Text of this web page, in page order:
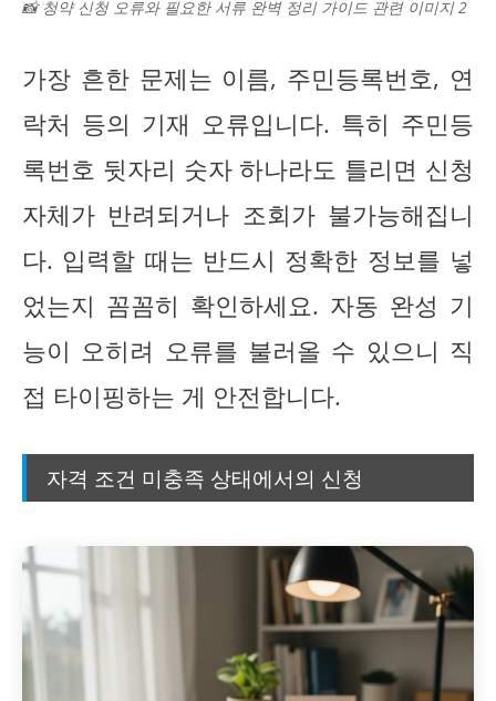
📸 청약 신청 오류와 필요한 서류 완벽 정리 가이드 관련 이미지 2
가장 흔한 문제는 이름, 주민등록번호, 연
락처 등의 기재 오류입니다. 특히 주민등
록번호 뒷자리 숫자 하나라도 틀리면 신청
자체가 반려되거나 조회가 불가능해집니
다. 입력할 때는 반드시 정확한 정보를 넣
었는지 꼼꼼히 확인하세요. 자동 완성 기
능이 오히려 오류를 불러올 수 있으니 직
접 타이핑하는 게 안전합니다.
자격 조건 미충족 상태에서의 신청